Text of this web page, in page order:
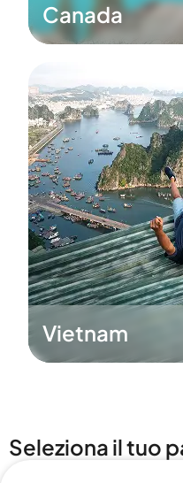
Canada
Vietnam
Seleziona il tuo